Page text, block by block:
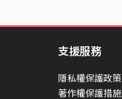
支援服務
隱私權保護政策
著作權保護措施